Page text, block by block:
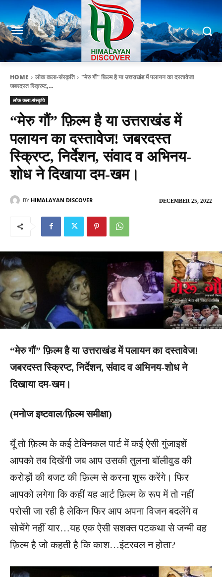
HOME लोक कला-संस्कृति
"मेरु गौं" फ़िल्म है या उत्तराखंड में पलायन का दस्तावेज!
जबरदस्त स्क्रिप्ट,...
लोक कला-संस्कृति
“मेरु गौं” फ़िल्म है या उत्तराखंड में
पलायन का दस्तावेज! जबरदस्त
स्क्रिप्ट, निर्देशन, संवाद व अभिनय-
शोध ने दिखाया दम-खम।
DECEMBER 25, 2022
BY HIMALAYAN DISCOVER
“मेरु गौं” फ़िल्म है या उत्तराखंड में पलायन का दस्तावेज!
जबरदस्त स्क्रिप्ट, निर्देशन, संवाद व अभिनय-शोध ने
दिखाया दम-खम।
(मनोज इष्टवाल/फ़िल्म समीक्षा)
यूँ तो फ़िल्म के कई टेक्निकल पार्ट में कई ऐसी गुंजाइशें
आपको तब दिखेंगी जब आप उसकी तुलना बॉलीवुड की
करोड़ों की बजट की फ़िल्म से करना शुरू करेंगे। फिर
आपको लगेगा कि कहीं यह आर्ट फ़िल्म के रूप में तो नहीं
परोसी जा रही है लेकिन फिर आप अपना विजन बदलेंगे व
सोचेंगे नहीं यार…यह एक ऐसी सशक्त पटकथा से जन्मी वह
फ़िल्म है जो कहती है कि काश…इंटरवल न होता?